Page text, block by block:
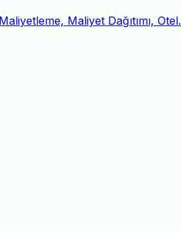
Maliyet Dağıtımı, Otel.